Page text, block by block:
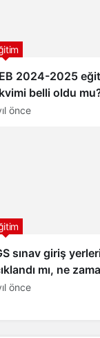
2024-2025
belli oldu
ne zaman
önce
sınav giriş
mı, ne
(2024
önce